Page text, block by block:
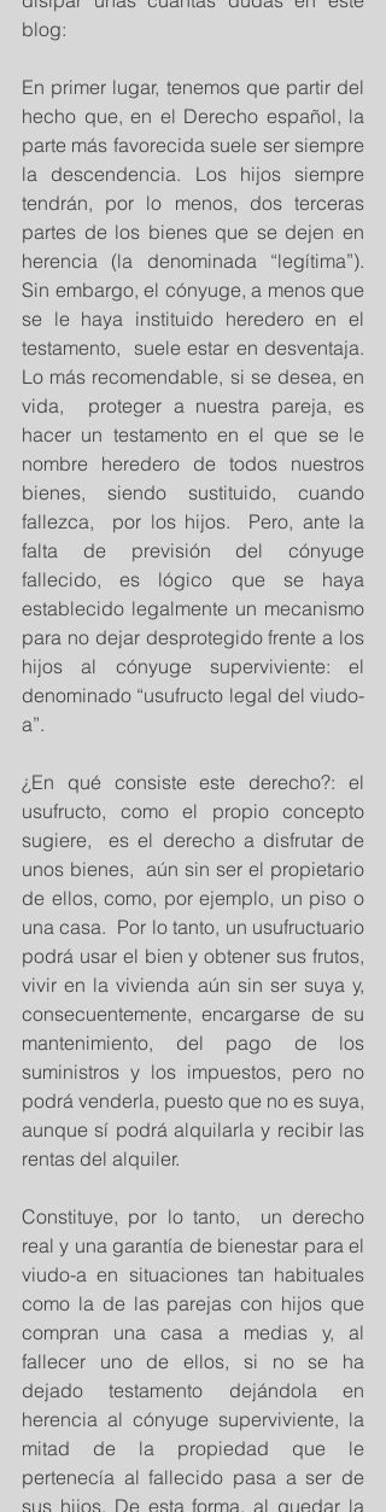
blog:
En primer lugar, tenemos que partir del
hecho que, en el Derecho español, la
parte más favorecida suele ser siempre
la descendencia. Los hijos siempre
tendrán, por lo menos, dos terceras
partes de los bienes que se dejen en
herencia (la denominada “legítima”).
Sin embargo, el cónyuge, a menos que
se le haya instituido heredero en el
testamento,  suele estar en desventaja.
Lo más recomendable, si se desea, en
vida,  proteger a nuestra pareja, es
hacer un testamento en el que se le
nombre heredero de todos nuestros
bienes, siendo sustituido, cuando
fallezca,  por los hijos.  Pero, ante la
falta de previsión del cónyuge
fallecido, es lógico que se haya
establecido legalmente un mecanismo
para no dejar desprotegido frente a los
hijos al cónyuge superviviente: el
denominado “usufructo legal del viudo-
a”.
¿En qué consiste este derecho?: el
usufructo, como el propio concepto
sugiere,  es el derecho a disfrutar de
unos bienes,  aún sin ser el propietario
de ellos, como, por ejemplo, un piso o
una casa.  Por lo tanto, un usufructuario
podrá usar el bien y obtener sus frutos,
vivir en la vivienda aún sin ser suya y,
consecuentemente, encargarse de su
mantenimiento, del pago de los
suministros y los impuestos, pero no
podrá venderla, puesto que no es suya,
aunque sí podrá alquilarla y recibir las
rentas del alquiler.
Constituye, por lo tanto,  un derecho
real y una garantía de bienestar para el
viudo-a en situaciones tan habituales
como la de las parejas con hijos que
compran una casa a medias y, al
fallecer uno de ellos, si no se ha
dejado testamento dejándola en
herencia al cónyuge superviviente, la
mitad de la propiedad que le
pertenecía al fallecido pasa a ser de
sus hijos. De esta forma, al quedar la